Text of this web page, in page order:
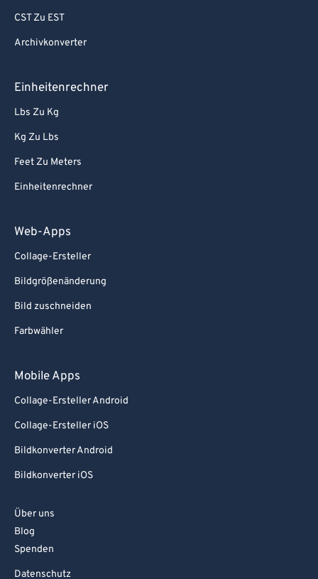
CST Zu EST
Archivkonverter
Einheitenrechner
Lbs Zu Kg
Kg Zu Lbs
Feet Zu Meters
Einheitenrechner
Web-Apps
Collage-Ersteller
Bildgrößenänderung
Bild zuschneiden
Farbwähler
Mobile Apps
Collage-Ersteller Android
Collage-Ersteller iOS
Bildkonverter Android
Bildkonverter iOS
Über uns
Blog
Spenden
Datenschutz